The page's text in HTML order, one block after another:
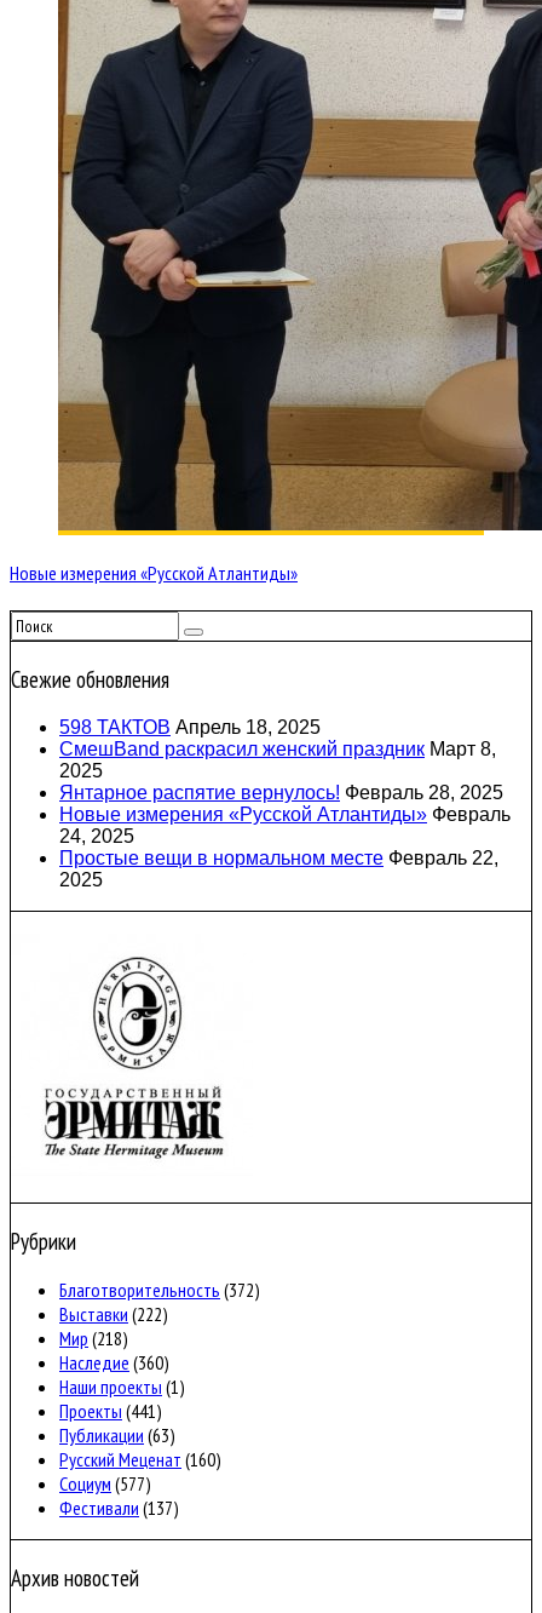
Новые измерения «Русской Атлантиды»
Свежие обновления
598 ТАКТОВ Апрель 18, 2025
СмешBand раскрасил женский праздник Март 8,
2025
Янтарное распятие вернулось! Февраль 28, 2025
Новые измерения «Русской Атлантиды» Февраль
24, 2025
Простые вещи в нормальном месте Февраль 22,
2025
Рубрики
Благотворительность (372)
Выставки (222)
Мир (218)
Наследие (360)
Наши проекты (1)
Проекты (441)
Публикации (63)
Русский Меценат (160)
Социум (577)
Фестивали (137)
Архив новостей